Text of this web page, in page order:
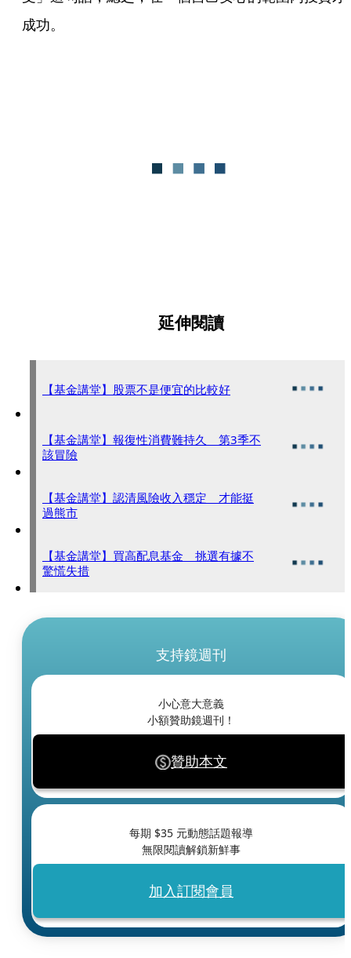
成功。
延伸閱讀
【基金講堂】股票不是便宜的比較好
【基金講堂】報復性消費難持久 第3季不
該冒險
【基金講堂】認清風險收入穩定 才能挺
過熊市
【基金講堂】買高配息基金 挑選有據不
驚慌失措
支持鏡週刊
小心意大意義
小額贊助鏡週刊！
贊助本文
每期 $35 元動態話題報導
無限閱讀解鎖新鮮事
加入訂閱會員